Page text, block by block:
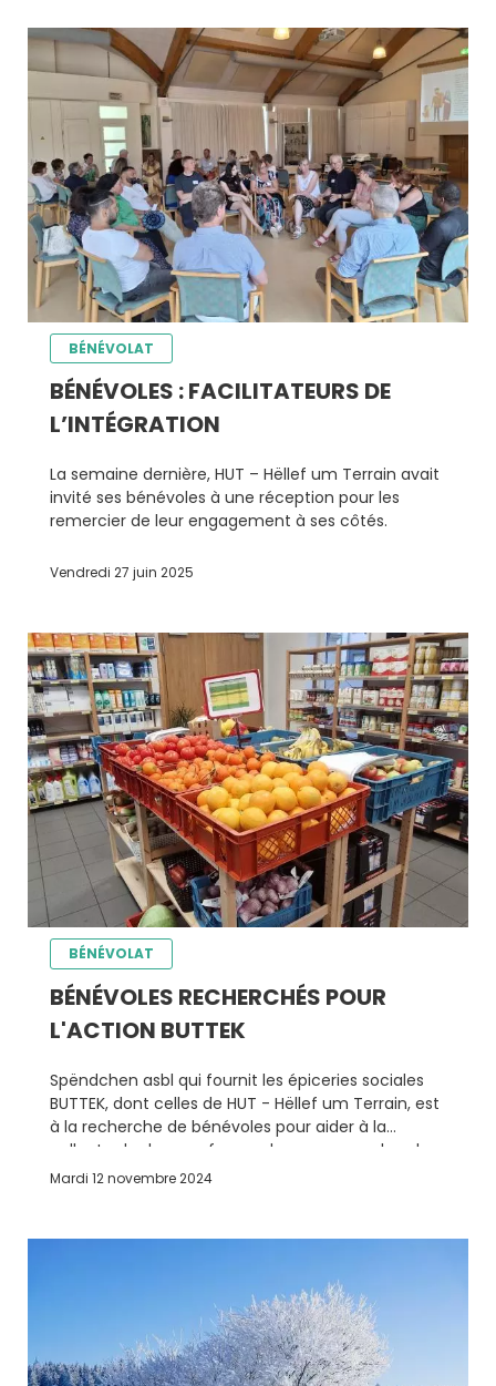
BÉNÉVOLAT
BÉNÉVOLES : FACILITATEURS DE
L’INTÉGRATION
La semaine dernière, HUT – Hëllef um Terrain avait
invité ses bénévoles à une réception pour les
remercier de leur engagement à ses côtés.
Vendredi 27 juin 2025
BÉNÉVOLAT
BÉNÉVOLES RECHERCHÉS POUR
L'ACTION BUTTEK
Spëndchen asbl qui fournit les épiceries sociales
BUTTEK, dont celles de HUT - Hëllef um Terrain, est
à la recherche de bénévoles pour aider à la
collecte de dons en faveur des personnes les plus
démunies dans les magasins Delhaize.
Mardi 12 novembre 2024